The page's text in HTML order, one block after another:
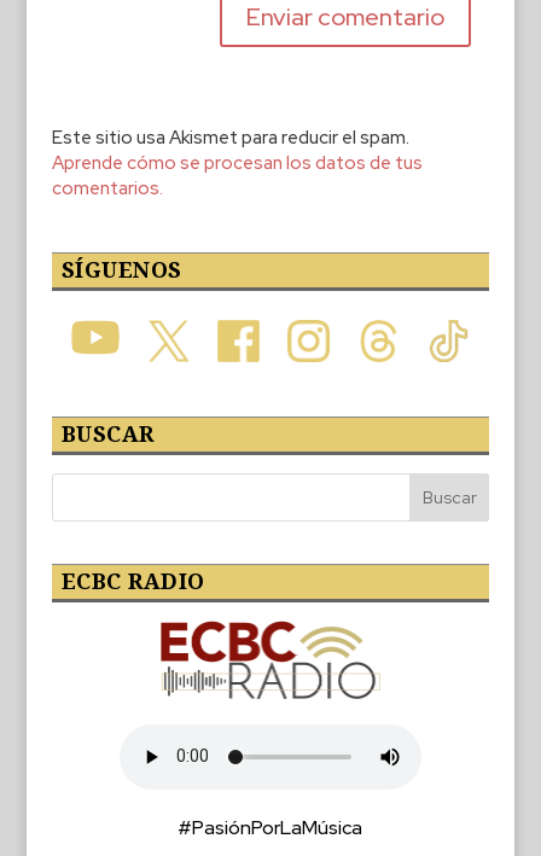
Este sitio usa Akismet para reducir el spam.
Aprende cómo se procesan los datos de tus
comentarios.
SÍGUENOS
BUSCAR
ECBC RADIO
#PasiónPorLaMúsica